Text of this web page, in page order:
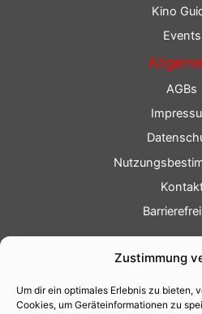
Zustimmung
Um dir ein optimales Erlebnis zu bieten,
Cookies, um Geräteinformationen zu
Kino
Events
AGBs